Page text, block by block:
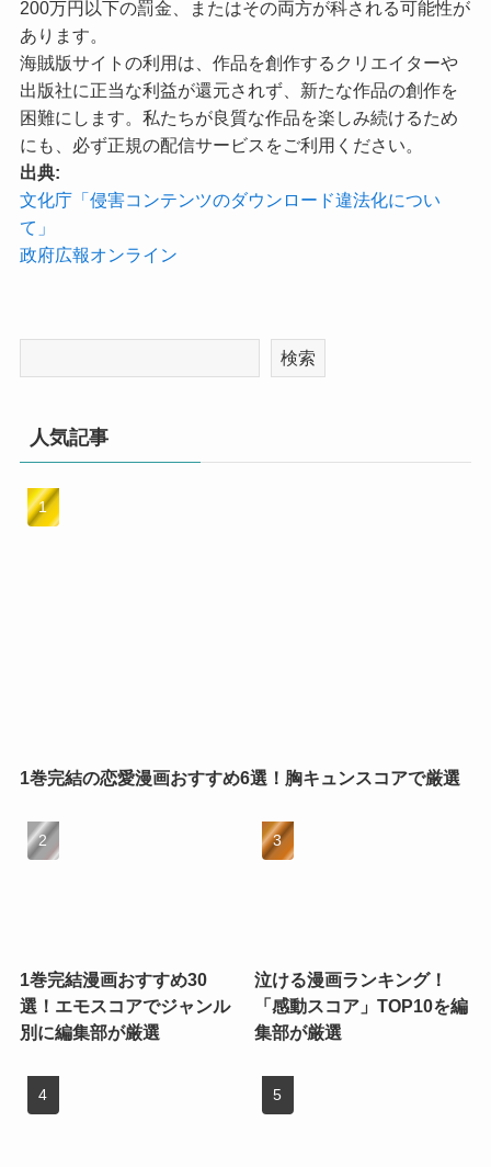
200万円以下の罰金、またはその両方が科される可能性が
あります。
海賊版サイトの利用は、作品を創作するクリエイターや
出版社に正当な利益が還元されず、新たな作品の創作を
困難にします。私たちが良質な作品を楽しみ続けるため
にも、必ず正規の配信サービスをご利用ください。
出典:
文化庁「侵害コンテンツのダウンロード違法化につい
て」
政府広報オンライン
検索
人気記事
1巻完結の恋愛漫画おすすめ6選！胸キュンスコアで厳選
1巻完結漫画おすすめ30
選！エモスコアでジャンル
別に編集部が厳選
泣ける漫画ランキング！
「感動スコア」TOP10を編
集部が厳選